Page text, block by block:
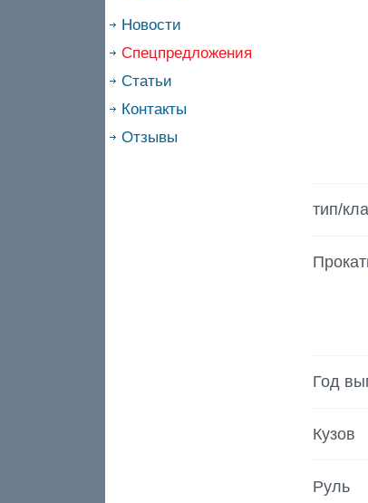
Новости
Спецпредложения
Статьи
Контакты
Отзывы
тип/
Год
Кузов
Руль